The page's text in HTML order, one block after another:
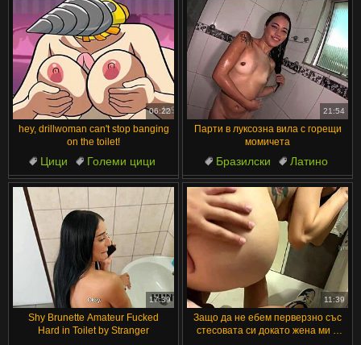
Мокри
Милф
Соло
Голяма путка
06:22
hey, drillwoman can't stop banging
on the toilet!
Цици
Големи цици
Секс
Чудовищен Кур
Тоалетна
21:54
Парти в луксозна вила с горещи
момичета
Бразилски
Латино
Мокри
Секси
Голямо Дупе
17:39
Shy Brunette Amateur Fucked
Hard in Toilet by Stranger
11:39
Защо да не ебем перверзно със
стесовата си докато жена ми е